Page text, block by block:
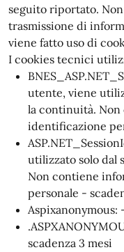
seguito riportato.
trasmissione di
viene fatto uso di
I cookies tecnici
utente, viene
la continuità.
identificazione
utilizzato solo dal
Non contiene
personale -
Aspixanonymous:
scadenza 3 mesi